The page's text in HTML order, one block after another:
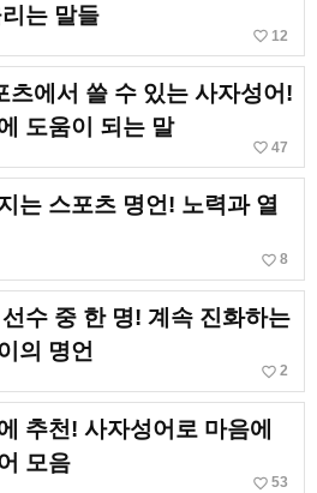
는 말들
favorite_border 12
츠에서 쓸 수 있는 사자성어!
도움이 되는 말
favorite_border 47
는 스포츠 명언! 노력과 열
favorite_border 8
수 중 한 명! 계속 진화하는
의 명언
favorite_border 2
추천! 사자성어로 마음에
모음
favorite_border 53